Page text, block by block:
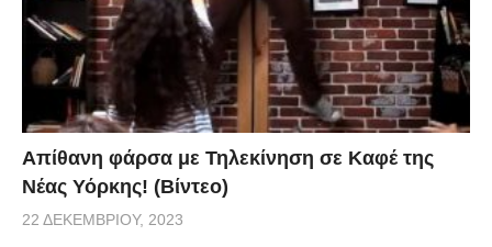
Απίθανη φάρσα με Τηλεκίνηση σε Καφέ της
Νέας Υόρκης! (Βίντεο)
22 ΔΕΚΕΜΒΡΊΟΥ, 2023